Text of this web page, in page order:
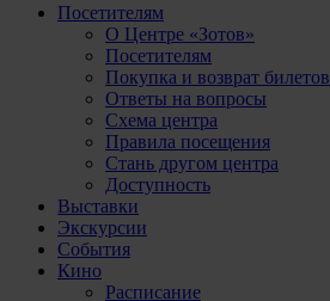
Посетителям
О Центре «Зотов»
Посетителям
Покупка и возврат билетов
Ответы на вопросы
Схема центра
Правила посещения
Стань другом центра
Доступность
Выставки
Экскурсии
События
Кино
Расписание